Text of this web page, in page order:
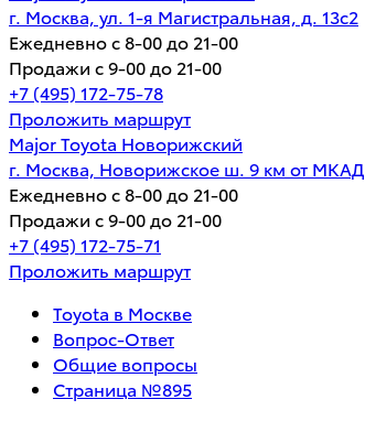
г. Москва, ул. 1-я Магистральная, д. 13с2
Ежедневно с 8-00 до 21-00
Продажи с 9-00 до 21-00
+7 (495) 172-75-78
Проложить маршрут
Major Toyota Новорижский
г. Москва, Новорижское ш. 9 км от МКАД
Ежедневно с 8-00 до 21-00
Продажи с 9-00 до 21-00
+7 (495) 172-75-71
Проложить маршрут
Toyota в Москве
Вопрос-Ответ
Общие вопросы
Страница №895